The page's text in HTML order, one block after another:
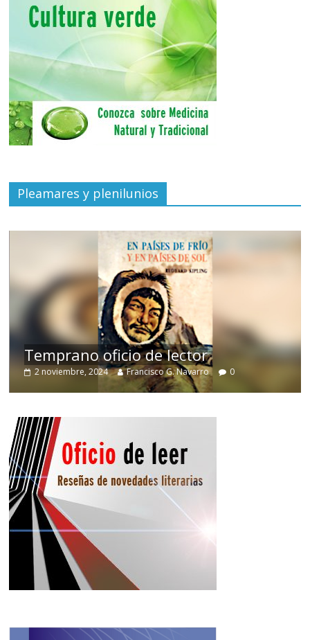
Pleamares y plenilunios
Temprano oficio de lector
2 noviembre, 2024 Francisco G. Navarro 0